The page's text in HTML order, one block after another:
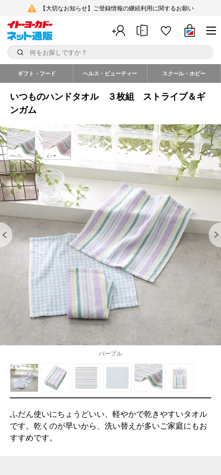
【大切なお知らせ】ご登録情報の継続利用に関するお願い
ギフト・フード ヘルス・ビューティー スクール・ホビー
いつものハンドタオル ３枚組 ストライプ＆ギ
ンガム
パープル
ふだん使いにちょうどいい、軽やかで乾きやすいタオル
です。乾くのが早いから、洗い替えが多いご家庭にもお
すすめです。